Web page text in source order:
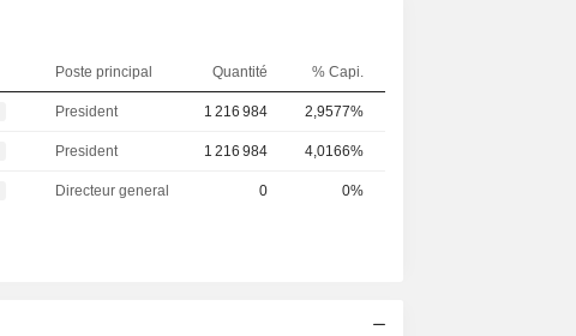
Poste principal Quantité % Capi.
President 1 216 984 2,9577%
President 1 216 984 4,0166%
Directeur general 0 0%